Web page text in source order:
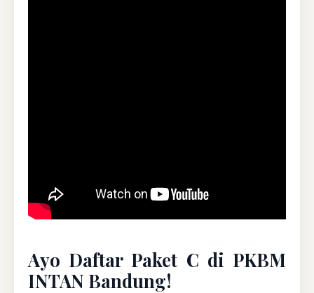
Ayo Daftar Paket C di PKBM
INTAN Bandung!